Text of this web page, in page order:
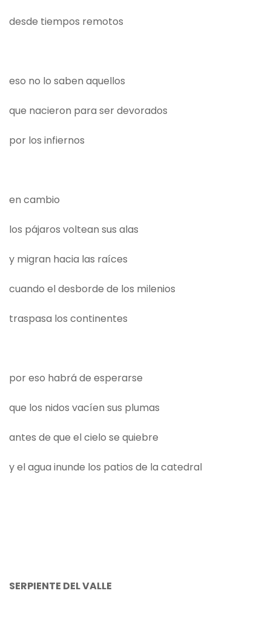
desde tiempos remotos
eso no lo saben aquellos
que nacieron para ser devorados
por los infiernos
en cambio
los pájaros voltean sus alas
y migran hacia las raíces
cuando el desborde de los milenios
traspasa los continentes
por eso habrá de esperarse
que los nidos vacíen sus plumas
antes de que el cielo se quiebre
y el agua inunde los patios de la catedral
SERPIENTE DEL VALLE